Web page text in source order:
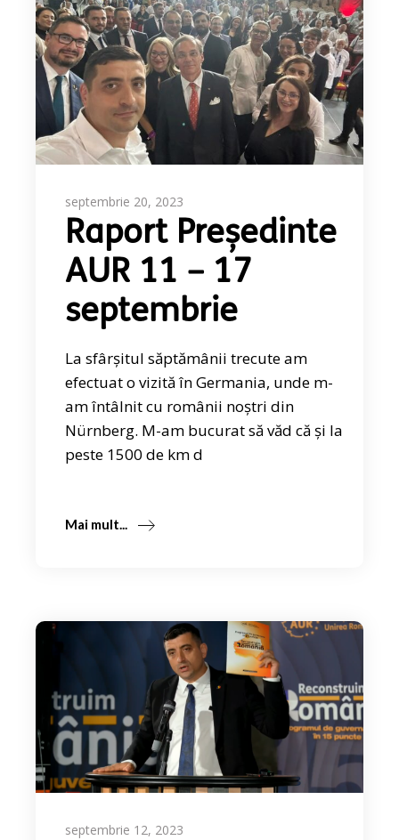
septembrie 20, 2023
Raport Președinte
AUR 11 – 17
septembrie
La sfârșitul săptămânii trecute am
efectuat o vizită în Germania, unde m-
am întâlnit cu românii noștri din
Nürnberg. M-am bucurat să văd că și la
peste 1500 de km d
Mai mult...
septembrie 12, 2023